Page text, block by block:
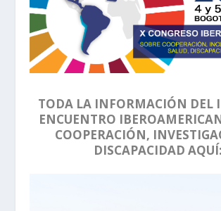
TODA LA INFORMACIÓN DEL I
ENCUENTRO
COOPERACIÓN,
DISCAPACIDAD AQUÍ: